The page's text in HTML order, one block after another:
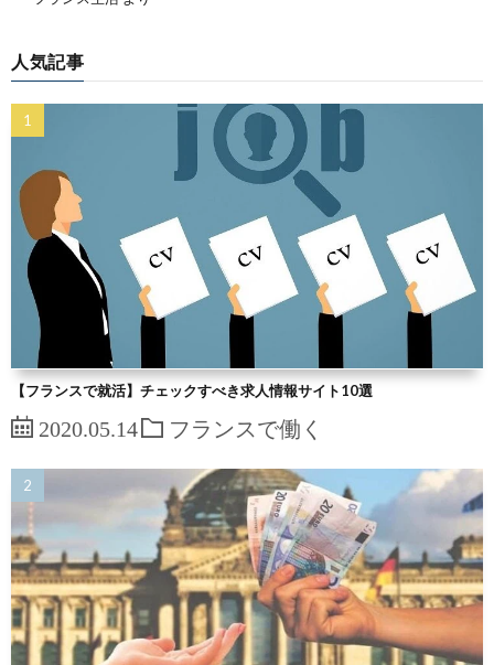
人気記事
【フランスで就活】チェックすべき求人情報サイト10選
2020.05.14 フランスで働く